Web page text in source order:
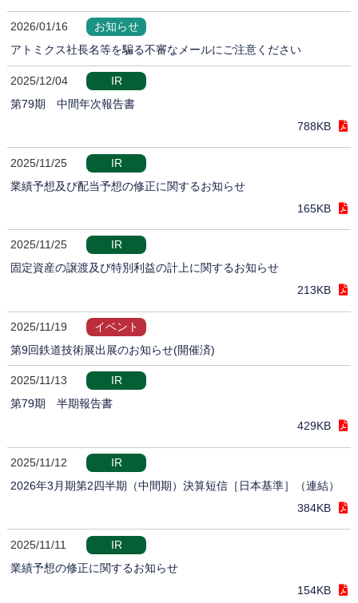
2026/01/16
お知らせ
アトミクス社長名等を騙る不審なメールにご注意ください
2025/12/04
IR
第79期 中間年次報告書
788KB
2025/11/25
IR
業績予想及び配当予想の修正に関するお知らせ
165KB
2025/11/25
IR
固定資産の譲渡及び特別利益の計上に関するお知らせ
213KB
2025/11/19
イベント
第9回鉄道技術展出展のお知らせ(開催済)
2025/11/13
IR
第79期 半期報告書
429KB
2025/11/12
IR
2026年3月期第2四半期（中間期）決算短信［日本基準］（連結）
384KB
2025/11/11
IR
業績予想の修正に関するお知らせ
154KB